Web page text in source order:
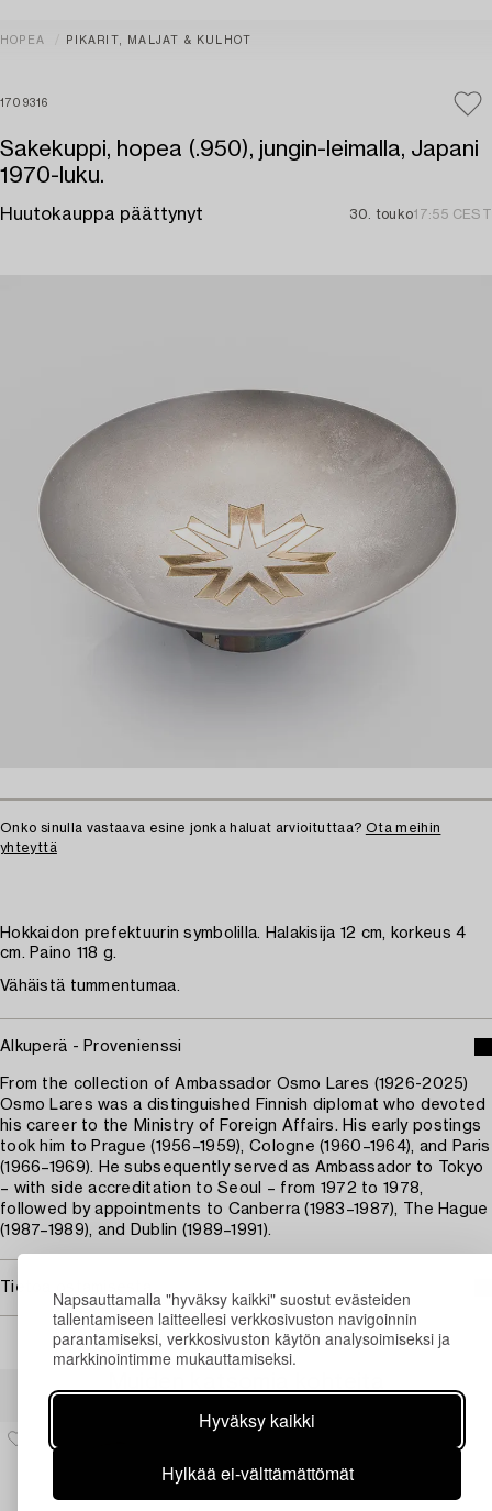
Napsauttamalla "hyväksy kaikki" suostut evästeiden
tallentamiseen laitteellesi verkkosivuston navigoinnin
parantamiseksi, verkkosivuston käytön analysoimiseksi ja
markkinointimme mukauttamiseksi.
Hyväksy kaikki
Hylkää ei-välttämättömät
HOPEA PIKARIT, MALJAT & KULHOT
1709316
Sakekuppi, hopea (.950), jungin-leimalla, Japani
1970-luku.
Huutokauppa päättynyt 30. touko17:55 CEST
Onko sinulla vastaava esine jonka haluat arvioituttaa? Ota meihin
yhteyttä
Hokkaidon prefektuurin symbolilla. Halakisija 12 cm, korkeus 4
cm. Paino 118 g.
Vähäistä tummentumaa.
Alkuperä - Provenienssi
From the collection of Ambassador Osmo Lares (1926-2025)
Osmo Lares was a distinguished Finnish diplomat who devoted
his career to the Ministry of Foreign Affairs. His early postings
took him to Prague (1956–1959), Cologne (1960–1964), and Paris
(1966–1969). He subsequently served as Ambassador to Tokyo
– with side accreditation to Seoul – from 1972 to 1978,
followed by appointments to Canberra (1983–1987), The Hague
(1987–1989), and Dublin (1989–1991).
Tietoa ostamisesta